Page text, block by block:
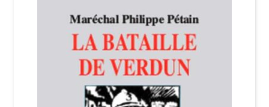
Livres de Peter Randa
Livres de Philippe Randa
Login Customizer
plus
ancien